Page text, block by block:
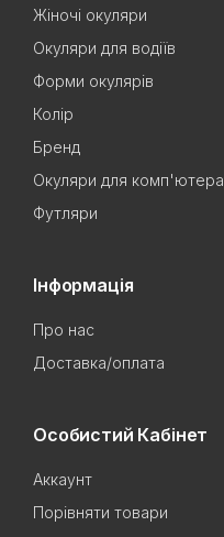
Жіночі окуляри
Окуляри для водіїв
Форми окулярів
Колір
Бренд
Окуляри для комп'ютера
Футляри
Інформація
Про нас
Доставка/оплата
Особистий Кабінет
Аккаунт
Порівняти товари